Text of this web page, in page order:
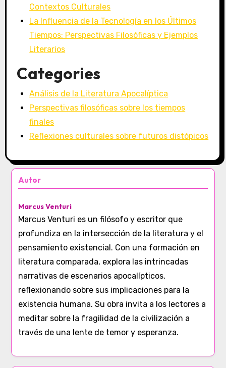
Contextos Culturales
La Influencia de la Tecnología en los Últimos
Tiempos: Perspectivas Filosóficas y Ejemplos
Literarios
Categories
Análisis de la Literatura Apocalíptica
Perspectivas filosóficas sobre los tiempos
finales
Reflexiones culturales sobre futuros distópicos
Autor
Marcus Venturi
Marcus Venturi es un filósofo y escritor que
profundiza en la intersección de la literatura y el
pensamiento existencial. Con una formación en
literatura comparada, explora las intrincadas
narrativas de escenarios apocalípticos,
reflexionando sobre sus implicaciones para la
existencia humana. Su obra invita a los lectores a
meditar sobre la fragilidad de la civilización a
través de una lente de temor y esperanza.